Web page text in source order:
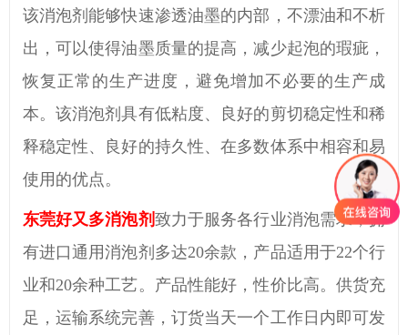
该消泡剂能够快速渗透油墨的内部，不漂油和不析
出，可以使得油墨质量的提高，减少起泡的瑕疵，
恢复正常的生产进度，避免增加不必要的生产成
本。该消泡剂具有低粘度、良好的剪切稳定性和稀
释稳定性、良好的持久性、在多数体系中相容和易
使用的优点。
东莞好又多消泡剂致力于服务各行业消泡需求，拥
有进口通用消泡剂多达20余款，产品适用于22个行
业和20余种工艺。产品性能好，性价比高。供货充
足，运输系统完善，订货当天一个工作日内即可发